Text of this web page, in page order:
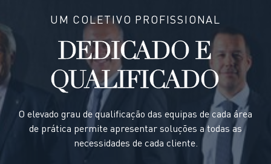
UM COLETIVO PROFISSIONAL
DEDICADO E
QUALIFICADO
O elevado grau de qualificação das equipas de cada área
de prática permite apresentar soluções a todas as
necessidades de cada cliente.